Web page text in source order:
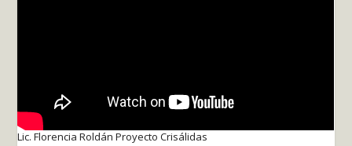
Lic. Florencia Roldán Proyecto Crisálidas